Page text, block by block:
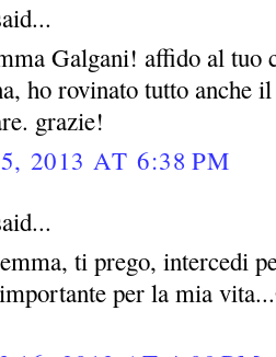
Galgani! affido al tuo
ho rovinato tutto anche
grazie!
2013 AT 6:38 PM
ti prego, intercedi
per la mia